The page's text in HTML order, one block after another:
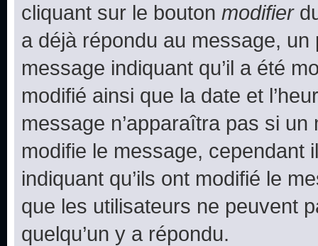
cliquant sur le bouton modifier
a déjà répondu au message, un
message indiquant qu’il a été
modifié ainsi que la date et
message n’apparaîtra pas si
modifie le message, cependant
indiquant qu’ils ont modifié le
que les utilisateurs ne peuvent
quelqu’un y a répondu.